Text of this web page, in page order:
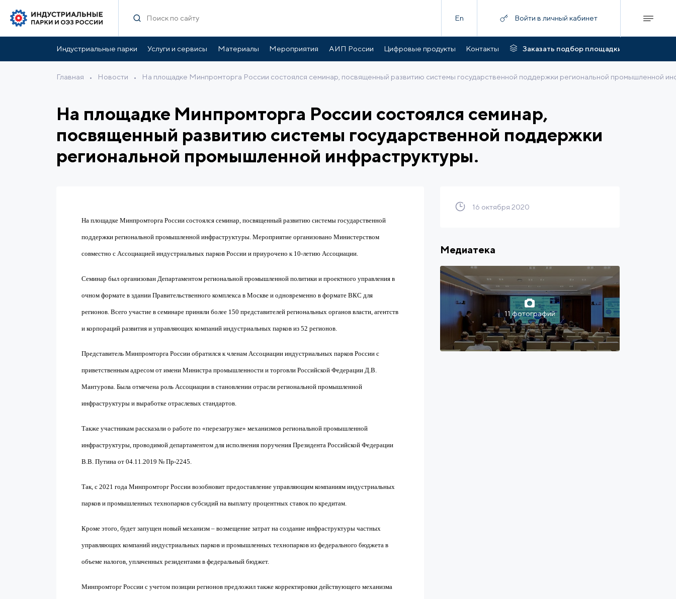
En Войти в личный кабинет
Индустриальные парки Услуги и сервисы Материалы Мероприятия АИП России Цифровые продукты Контакты Заказать подбор площадки
Главная • Новости • На площадке Минпромторга России состоялся семинар, посвященный развитию системы государственной поддержки региональной промышленной
На площадке Минпромторга России состоялся семинар,
посвященный развитию системы государственной поддержки
региональной промышленной инфраструктуры.
На площадке Минпромторга России состоялся семинар, посвященный развитию системы государственной
поддержки региональной промышленной инфраструктуры. Мероприятие организовано Министерством
совместно с Ассоциацией индустриальных парков России и приурочено к 10-летию Ассоциации.
Семинар был организован Департаментом региональной промышленной политики и проектного управления в
очном формате в здании Правительственного комплекса в Москве и одновременно в формате ВКС для
регионов. Всего участие в семинаре приняли более 150 представителей региональных органов власти, агентств
и корпораций развития и управляющих компаний индустриальных парков из 52 регионов.
Представитель Минпромторга России обратился к членам Ассоциации индустриальных парков России с
приветственным адресом от имени Министра промышленности и торговли Российской Федерации Д.В.
Мантурова. Была отмечена роль Ассоциации в становлении отрасли региональной промышленной
инфраструктуры и выработке отраслевых стандартов.
Также участникам рассказали о работе по «перезагрузке» механизмов региональной промышленной
инфраструктуры, проводимой департаментом для исполнения поручения Президента Российской Федерации
В.В. Путина от 04.11.2019 № Пр-2245.
Так, с 2021 года Минпромторг России возобновит предоставление управляющим компаниям индустриальных
парков и промышленных технопарков субсидий на выплату процентных ставок по кредитам.
Кроме этого, будет запущен новый механизм – возмещение затрат на создание инфраструктуры частных
управляющих компаний индустриальных парков и промышленных технопарков из федерального бюджета в
объеме налогов, уплаченных резидентами в федеральный бюджет.
Минпромторг России с учетом позиции регионов предложил также корректировки действующего механизма
16 октября 2020
Медиатека
11 фотографий